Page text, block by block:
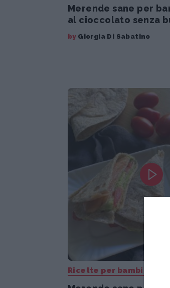
Merende sane per
al cioccolato senza
by Giorgia Di Sabatino
Ricette per bambini